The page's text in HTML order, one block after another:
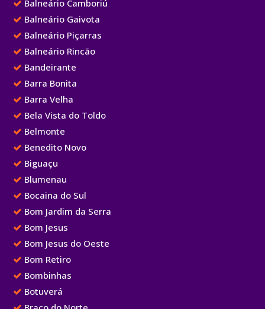
Balneário Camboriú
Balneário Gaivota
Balneário Piçarras
Balneário Rincão
Bandeirante
Barra Bonita
Barra Velha
Bela Vista do Toldo
Belmonte
Benedito Novo
Biguaçu
Blumenau
Bocaina do Sul
Bom Jardim da Serra
Bom Jesus
Bom Jesus do Oeste
Bom Retiro
Bombinhas
Botuverá